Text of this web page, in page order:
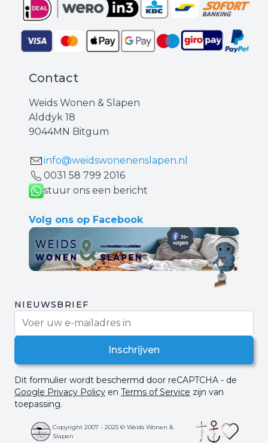
Contact
Weids Wonen & Slapen
Alddyk 18
9044MN Bitgum
info@weidswonenenslapen.nl
0031 ‪58 799 2016‬
stuur ons een bericht
Volg ons op Facebook
NIEUWSBRIEF
Inschrijven
Dit formulier wordt beschermd door reCAPTCHA - de
Google Privacy Policy en Terms of Service zijn van
toepassing.
Copyright 2007 - 2025 © Weids Wonen &
Slapen